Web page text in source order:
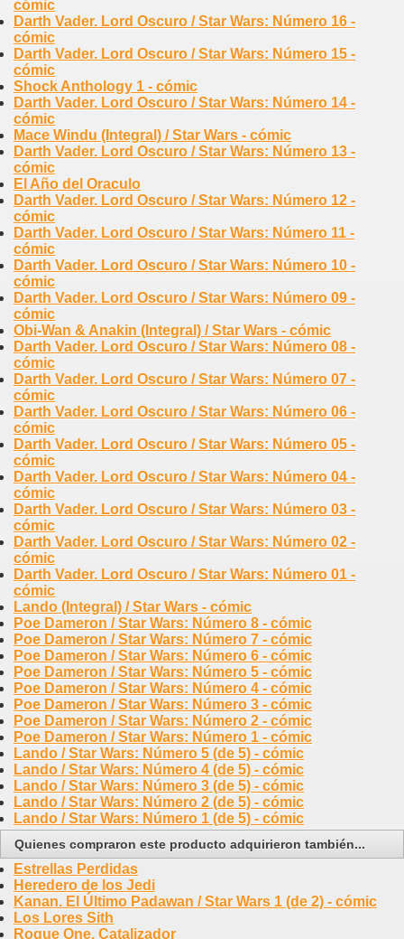
cómic
Darth Vader. Lord Oscuro / Star Wars: Número 16 -
cómic
Darth Vader. Lord Oscuro / Star Wars: Número 15 -
cómic
Shock Anthology 1 - cómic
Darth Vader. Lord Oscuro / Star Wars: Número 14 -
cómic
Mace Windu (Integral) / Star Wars - cómic
Darth Vader. Lord Oscuro / Star Wars: Número 13 -
cómic
El Año del Oraculo
Darth Vader. Lord Oscuro / Star Wars: Número 12 -
cómic
Darth Vader. Lord Oscuro / Star Wars: Número 11 -
cómic
Darth Vader. Lord Oscuro / Star Wars: Número 10 -
cómic
Darth Vader. Lord Oscuro / Star Wars: Número 09 -
cómic
Obi-Wan & Anakin (Integral) / Star Wars - cómic
Darth Vader. Lord Oscuro / Star Wars: Número 08 -
cómic
Darth Vader. Lord Oscuro / Star Wars: Número 07 -
cómic
Darth Vader. Lord Oscuro / Star Wars: Número 06 -
cómic
Darth Vader. Lord Oscuro / Star Wars: Número 05 -
cómic
Darth Vader. Lord Oscuro / Star Wars: Número 04 -
cómic
Darth Vader. Lord Oscuro / Star Wars: Número 03 -
cómic
Darth Vader. Lord Oscuro / Star Wars: Número 02 -
cómic
Darth Vader. Lord Oscuro / Star Wars: Número 01 -
cómic
Lando (Integral) / Star Wars - cómic
Poe Dameron / Star Wars: Número 8 - cómic
Poe Dameron / Star Wars: Número 7 - cómic
Poe Dameron / Star Wars: Número 6 - cómic
Poe Dameron / Star Wars: Número 5 - cómic
Poe Dameron / Star Wars: Número 4 - cómic
Poe Dameron / Star Wars: Número 3 - cómic
Poe Dameron / Star Wars: Número 2 - cómic
Poe Dameron / Star Wars: Número 1 - cómic
Lando / Star Wars: Número 5 (de 5) - cómic
Lando / Star Wars: Número 4 (de 5) - cómic
Lando / Star Wars: Número 3 (de 5) - cómic
Lando / Star Wars: Número 2 (de 5) - cómic
Lando / Star Wars: Número 1 (de 5) - cómic
Quienes compraron este producto adquirieron también...
Estrellas Perdidas
Heredero de los Jedi
Kanan. El Último Padawan / Star Wars 1 (de 2) - cómic
Los Lores Sith
Rogue One. Catalizador